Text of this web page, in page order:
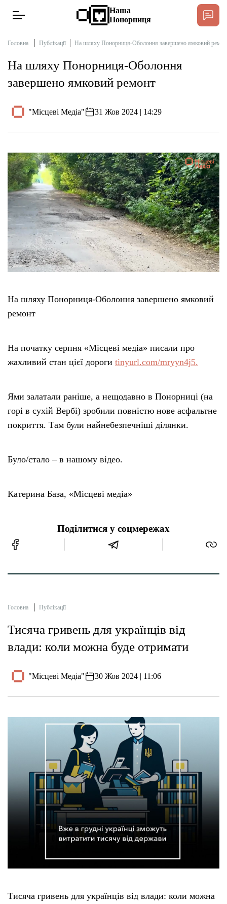
Новини
Інтерв’ю
Публікації
Довідник
Редакційна політика
Етичний кодекс
Про нас
Тендери
Наша
Понорниця
Головна Публікації На шляху Понорниця-Оболоння завершено ямковий
На шляху Понорниця-Оболоння
завершено ямковий ремонт
"Місцеві Медіа" 31 Жов 2024 | 14:29
На шляху Понорниця-Оболоння завершено ямковий
ремонт
На початку серпня «Місцеві медіа» писали про
жахливий стан цієї дороги tinyurl.com/mryyn4j5.
Ями залатали раніше, а нещодавно в Понорниці (на
горі в сухій Вербі) зробили повністю нове асфальтне
покриття. Там були найнебезпечніші ділянки.
Було/стало – в нашому відео.
Катерина База, «Місцеві медіа»
Поділитися у соцмережах
Головна Публікації
Тисяча гривень для українців від
влади: коли можна буде отримати
"Місцеві Медіа" 30 Жов 2024 | 11:06
Тисяча гривень для українців від влади: коли можна